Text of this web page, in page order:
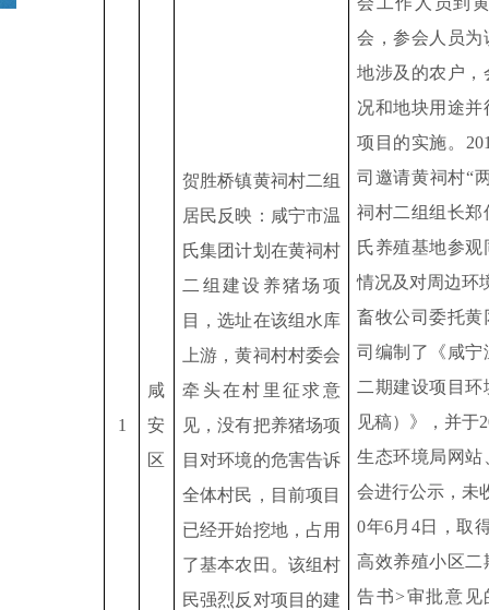
1
咸
安
区
贺胜桥镇黄祠村二组
居民反映：咸宁市温
氏集团计划在黄祠村
二组建设养猪场项
目，选址在该组水库
上游，黄祠村村委会
牵头在村里征求意
见，没有把养猪场项
目对环境的危害告诉
全体村民，目前项目
已经开始挖地，占用
了基本农田。该组村
民强烈反对项目的建
会，参会人员
地涉及的农户
况和地块用途
项目的实施。
司邀请黄祠村“
祠村二组组长
氏养殖基地参
情况及对周边环
畜牧公司委托
司编制了《咸
二期建设项目
见稿）》，并于
生态环境局网
会进行公示，未
0年6月 4日，取
高效养殖小区
告书>审批意见